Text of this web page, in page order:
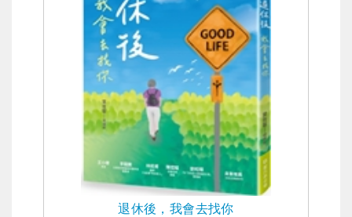
退休後，我會去找你